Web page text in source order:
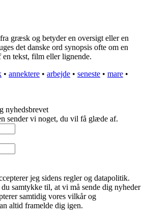
græsk og betyder en oversigt eller en
det danske ord synopsis ofte om en
en tekst, film eller lignende.
• annektere • arbejde • seneste • mare •
nyhedsbrevet
sender vi noget, du vil få glæde af.
jeg sidens regler og datapolitik.
samtykke til, at vi må sende dig nyheder
samtidig vores vilkår og
altid framelde dig igen.